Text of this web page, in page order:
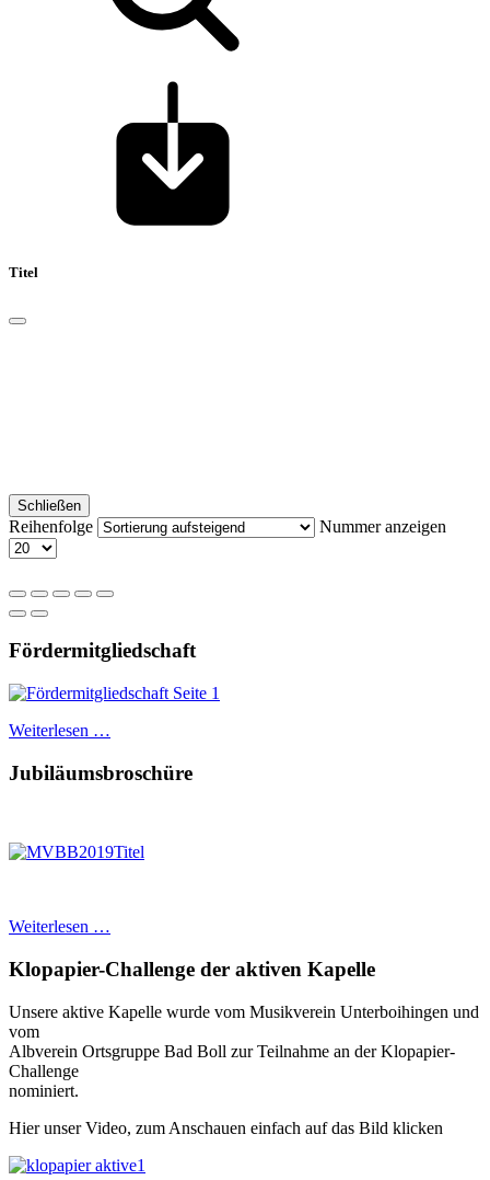
Titel
Schließen
Reihenfolge Nummer anzeigen
Fördermitgliedschaft
Weiterlesen …
Jubiläumsbroschüre
Weiterlesen …
Klopapier-Challenge der aktiven Kapelle
Unsere aktive Kapelle wurde vom Musikverein Unterboihingen und
vom
Albverein Ortsgruppe Bad Boll zur Teilnahme an der Klopapier-
Challenge
nominiert.
Hier unser Video, zum Anschauen einfach auf das Bild klicken